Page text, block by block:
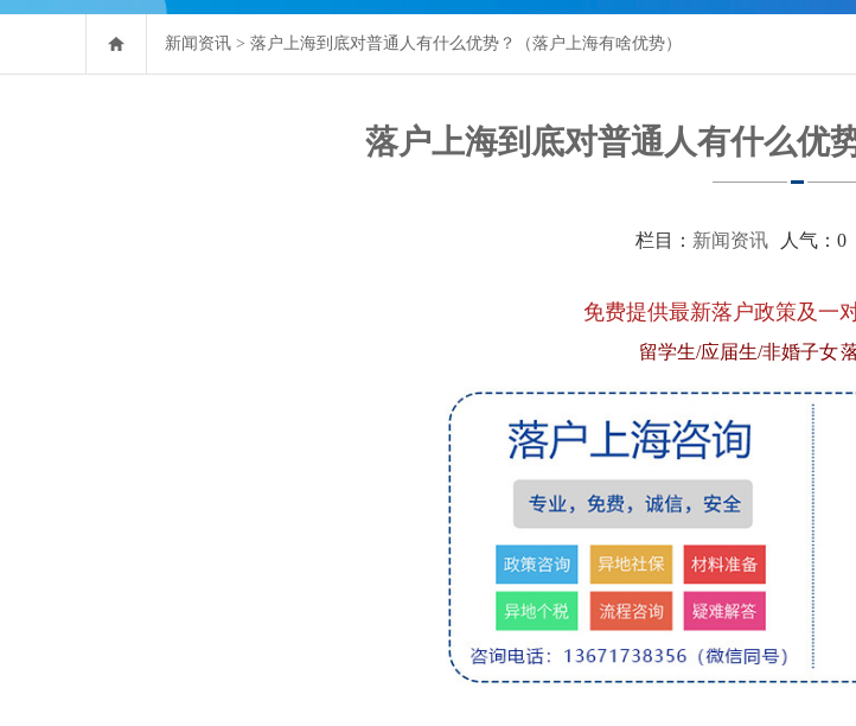
新闻资讯 > 落户上海到底对普通人有什么优势？（落户上海有啥优势）
落户上海到底对普通人有什么优
栏目： 新闻资讯人气： 0
免费提供最新落户政策及一
留学生/应届生/非婚子女